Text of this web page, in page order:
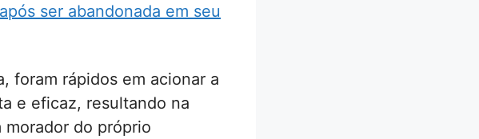
ser abandonada em seu
foram rápidos em acionar a
e eficaz, resultando na
do próprio